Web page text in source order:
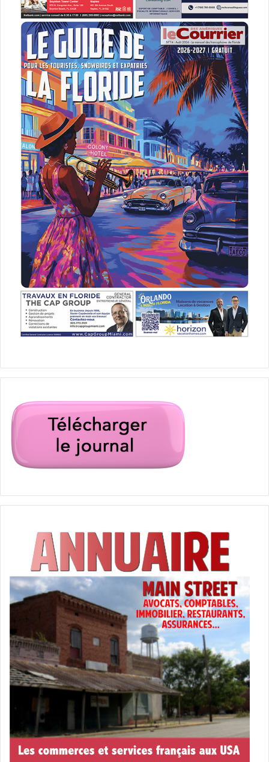
vous comptez le rester.
LA SOLE PROPRIETORSHIP
Il s’agit de la forme d’entreprise la plus facile à monter aux
Etats-Unis. Vous et votre entreprise ne formez alors
qu’une seule entité, et vous déclarerez les rentrées de
votre entreprise sur votre impôt personnel sur le revenu
(tax return). Vous paierez en plus la taxe de « self
employment » (auto-employeur). Dans la plupart des cas,
cette forme est souvent la plus avantageuse au niveau des
impôts.
Le gros inconvénient… c’est que vous êtes responsables
sur vos biens personnels. En cas de faillite, de poursuites,
de plaintes… vos biens pourront être hypothéqués.
LES SOCIETES A PLUSIEURS (partnership)
assez simple, et beaucoup plus souple que les autres.
Vous pouvez en monter une tout seul si vous le souhaitez,
partenaires et investisseurs par la suite, et vous aurez
alors une souplesse bien plus importante pour déterminer
la répartition des bénéfices, alors que les formes de
société dont nous allons parler juste après sont beaucoup
plus rigides en la matière.
l’entreprise est souvent « Bidule Inc » (« inc » signifie
« incorporated »). Elle autorise les actionnaires à toucher
des dividendes… sur lesquelles… vous serez AUSSI
imposés (on ne peut pas tout avoir !). Vous devez apporter
un capital à l’entreprise, et en cas de problème votre part
de capital peut être saisie, mais rien d’autre.
– La « S Corp »
est aussi une « C Corp », mais imposée
selon le paragraphe « S » du code fiscal. Elle est tout
autant « à responsabilité limitée », mais elle a cette
particularité de ne pas être assujettie à l’impôt sur les
bénéfices des actionnaires. Vous gagnez les bénéfices en
fonction de votre nombre de parts dans la société, et vous
déclarez ensuite ces gains avec l’impôt sur le revenu, que
vous devrez payer, mais il n’y a ainsi pas de double
imposition sur cet argent, contrairement à la « C Corp »